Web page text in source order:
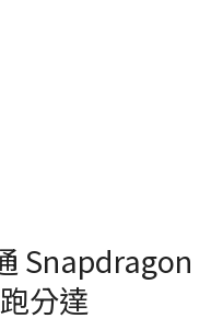
Snapdragon
分達